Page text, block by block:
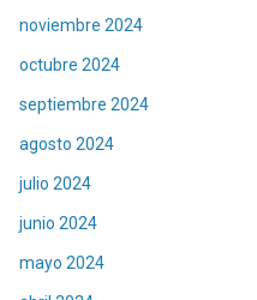
noviembre 2024
octubre 2024
septiembre 2024
agosto 2024
julio 2024
junio 2024
mayo 2024